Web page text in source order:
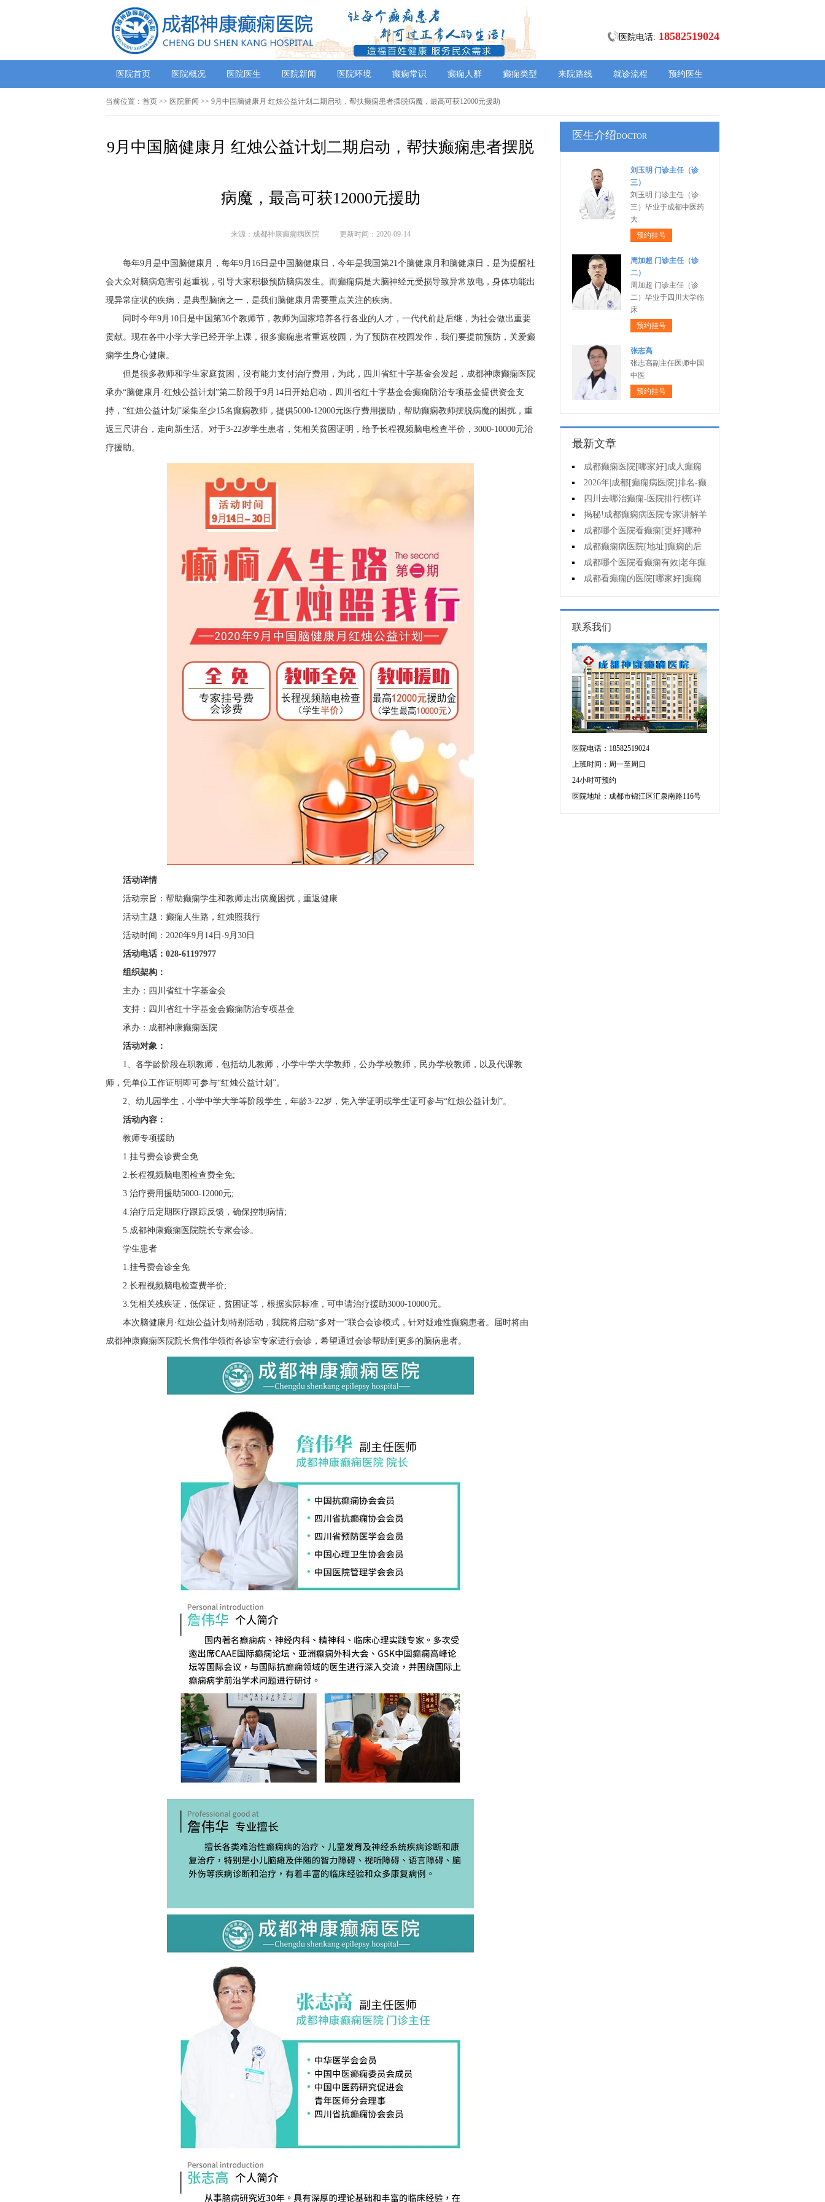
医院电话: 18582519024
医院首页 医院概况 医院医生 医院新闻 医院环境 癫痫常识 癫痫人群 癫痫类型 来院路线 就诊流程 预约医生
当前位置： 首页 >> 医院新闻 >> 9月中国脑健康月 红烛公益计划二期启动，帮扶癫痫患者摆脱病魔，最高可获12000元援助
9月中国脑健康月 红烛公益计划二期启动，帮扶癫痫患者摆脱
病魔，最高可获12000元援助
来源：成都神康癫痫病医院 更新时间：2020-09-14
每年9月是中国脑健康月，每年9月16日是中国脑健康日，今年是我国第21个脑健康月和脑健康日，是为提醒社
会大众对脑病危害引起重视，引导大家积极预防脑病发生。而癫痫病是大脑神经元受损导致异常放电，身体功能出
现异常症状的疾病，是典型脑病之一，是我们脑健康月需要重点关注的疾病。
同时今年9月10日是中国第36个教师节，教师为国家培养各行各业的人才，一代代前赴后继，为社会做出重要
贡献。现在各中小学大学已经开学上课，很多癫痫患者重返校园，为了预防在校园发作，我们要提前预防，关爱癫
痫学生身心健康。
但是很多教师和学生家庭贫困，没有能力支付治疗费用，为此，四川省红十字基金会发起，成都神康癫痫医院
承办“脑健康月·红烛公益计划”第二阶段于9月14日开始启动，四川省红十字基金会癫痫防治专项基金提供资金支
持，“红烛公益计划”采集至少15名癫痫教师，提供5000-12000元医疗费用援助，帮助癫痫教师摆脱病魔的困扰，重
返三尺讲台，走向新生活。对于3-22岁学生患者，凭相关贫困证明，给予长程视频脑电检查半价，3000-10000元治
疗援助。
活动详情
活动宗旨：帮助癫痫学生和教师走出病魔困扰，重返健康
活动主题：癫痫人生路，红烛照我行
活动时间：2020年9月14日-9月30日
活动电话：028-61197977
组织架构：
主办：四川省红十字基金会
支持：四川省红十字基金会癫痫防治专项基金
承办：成都神康癫痫医院
活动对象：
1、各学龄阶段在职教师，包括幼儿教师，小学中学大学教师，公办学校教师，民办学校教师，以及代课教
师，凭单位工作证明即可参与“红烛公益计划”。
2、幼儿园学生，小学中学大学等阶段学生，年龄3-22岁，凭入学证明或学生证可参与“红烛公益计划”。
活动内容：
教师专项援助
1.挂号费会诊费全免
2.长程视频脑电图检查费全免;
3.治疗费用援助5000-12000元;
4.治疗后定期医疗跟踪反馈，确保控制病情;
5.成都神康癫痫医院院长专家会诊。
学生患者
1.挂号费会诊全免
2.长程视频脑电检查费半价;
3.凭相关残疾证，低保证，贫困证等，根据实际标准，可申请治疗援助3000-10000元。
本次脑健康月·红烛公益计划特别活动，我院将启动“多对一”联合会诊模式，针对疑难性癫痫患者。届时将由
成都神康癫痫医院院长詹伟华领衔各诊室专家进行会诊，希望通过会诊帮助到更多的脑病患者。
医生介绍DOCTOR
刘玉明 门诊主任（诊
三）
刘玉明 门诊主任（诊
三）毕业于成都中医药
大
预约挂号
周加超 门诊主任（诊
二）
周加超 门诊主任（诊
二）毕业于四川大学临
床
预约挂号
张志高
张志高副主任医师中国
中医
预约挂号
最新文章
成都癫痫医院[哪家好]成人癫痫
发作的原因有哪些?
2026年|成都[癫痫病医院]排名-癫
痫病要注意什么?
四川去哪治癫痫-医院排行榜[详
细排名]女性癫痫怎么治疗?
揭秘!成都癫痫病医院专家讲解羊
癫疯对不同年龄段病人的影响?
成都哪个医院看癫痫[更好]哪种
方法治母猪疯很有效?
成都癫痫病医院[地址]癫痫的后
遗症有什么?
成都哪个医院看癫痫有效|老年癫
痫早期的治疗?
成都看癫痫的医院[哪家好]癫痫
对病人的危害?
联系我们
医院电话：18582519024
上班时间：周一至周日
24小时可预约
医院地址：成都市锦江区汇泉南路116号